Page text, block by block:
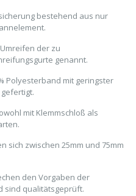
bestehend aus nur
der zu
genannt.
Polyesterband mit geringster
mit Klemmschloß als
sich zwischen 25mm und 75mm
den Vorgaben der
sind qualitätsgeprüft.